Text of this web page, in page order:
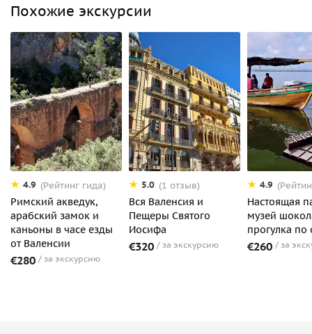
Похожие экскурсии
4.9 (Рейтинг гида)
Римский акведук,
арабский замок и
каньоны в часе езды
от Валенсии
€280 за экскурсию
5.0 (1 отзыв)
Вся Валенсия и
Пещеры Святого
Иосифа
€320 за экскурсию
4.9
Настоящая
музей
прогулка по
€260 за